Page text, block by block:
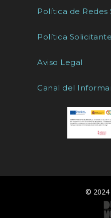
Política de Redes
Política
Aviso Legal
Canal del
© 2024